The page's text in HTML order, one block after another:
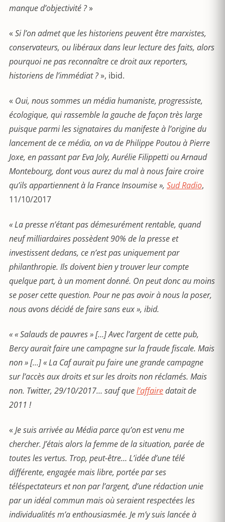
manque d’objectivité ?»
« Si l’on admet que les historiens peuvent être marxistes,
conservateurs, ou libéraux dans leur lecture des faits, alors
pourquoi ne pas reconnaître ce droit aux reporters,
historiens de l’immédiat ?», ibid.
« Oui, nous sommes un média humaniste, progressiste,
écologique, qui rassemble la gauche de façon très large
puisque parmi les signataires du manifeste à l’origine du
lancement de ce média, on va de Philippe Poutou à Pierre
Joxe, en passant par Eva Joly, Aurélie Filippetti ou Arnaud
Montebourg, dont vous aurez du mal à nous faire croire
qu’ils appartiennent à la France Insoumise », Sud Radio,
11/10/2017
« La presse n’étant pas démesurément rentable, quand
neuf milliardaires possèdent 90% de la presse et
investissent dedans, ce n’est pas uniquement par
philanthropie. Ils doivent bien y trouver leur compte
quelque part, à un moment donné. On peut donc au moins
se poser cette question. Pour ne pas avoir à nous la poser,
nous avons décidé de faire sans eux », ibid.
« « Salauds de pauvres » […] Avec l’argent de cette pub,
Bercy aurait faire une campagne sur la fraude fiscale. Mais
non » […] « La Caf aurait pu faire une grande campagne
sur l’accès aux droits et sur les droits non réclamés. Mais
non. Twitter, 29/10/2017… sauf quel’affairedatait de
2011 !
« Je suis arrivée au Média parce qu’on est venu me
chercher. J’étais alors la femme de la situation, parée de
toutes les vertus. Trop, peut-être… L’idée d’une télé
différente, engagée mais libre, portée par ses
téléspectateurs et non par l’argent, d’une rédaction unie
par un idéal commun mais où seraient respectées les
individualités m’a enthousiasmée. Je m’y suis lancée à